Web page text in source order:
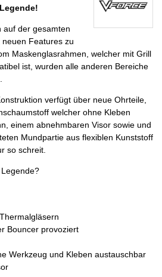
auf der gesamten
Features zu
Maskenglasrahmen, welcher mit Grill
ist, wurden alle anderen Bereiche
verfügt über neue Ohrteile,
welcher ohne Kleben
einem abnehmbaren Visor sowie und
Mundpartie aus flexiblen Kunststoff
so schreit.
Bouncer provoziert
Werkzeug und Kleben austauschbar